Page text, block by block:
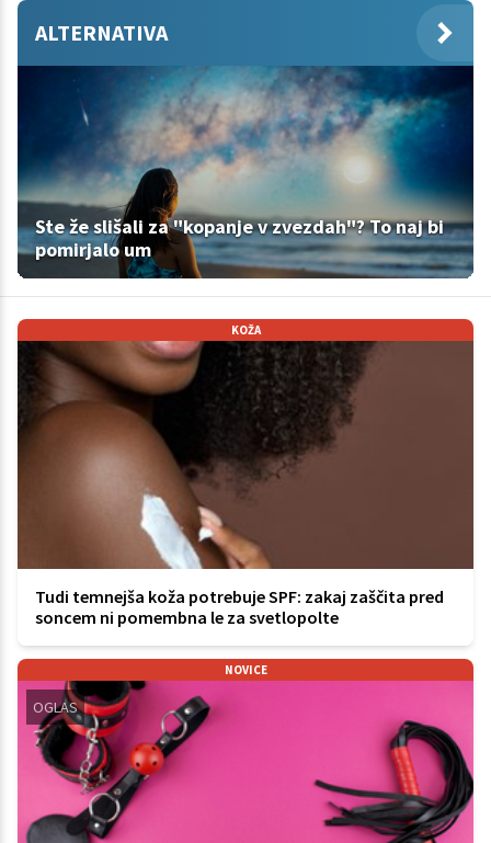
ALTERNATIVA
Ste že slišali za "kopanje v zvezdah"? To naj bi
pomirjalo um
KOŽA
Tudi temnejša koža potrebuje SPF: zakaj zaščita pred
soncem ni pomembna le za svetlopolte
NOVICE
OGLAS